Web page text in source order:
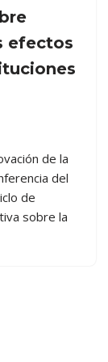
efectos
de la
del
de
sobre la